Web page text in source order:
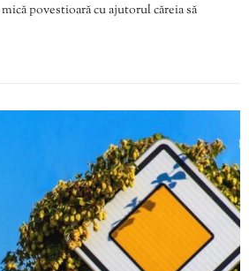
povestioară cu ajutorul căreia să